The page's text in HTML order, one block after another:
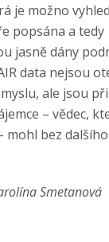
je možno
popsána a tedy
jasně dány
data nejsou
ale jsou
– vědec,
mohl bez
Smetanová